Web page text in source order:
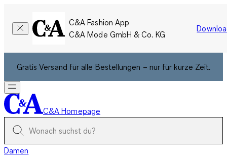
C&A Fashion App
C&A Mode GmbH & Co. KG
Gratis Versand für alle Bestellungen – nur für kurze Zeit.
C&A Homepage
Damen